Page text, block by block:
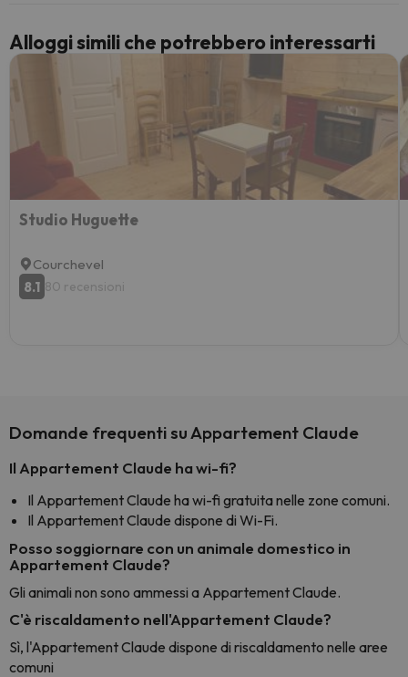
Alloggi simili che potrebbero interessarti
Studio Huguette
Courchevel
8.1 80 recensioni
Domande frequenti su Appartement Claude
Il Appartement Claude ha wi-fi?
Il Appartement Claude ha wi-fi gratuita nelle zone comuni.
Il Appartement Claude dispone di Wi-Fi.
Posso soggiornare con un animale domestico in
Appartement Claude?
Gli animali non sono ammessi a Appartement Claude.
C'è riscaldamento nell'Appartement Claude?
Sì, l'Appartement Claude dispone di riscaldamento nelle aree
comuni